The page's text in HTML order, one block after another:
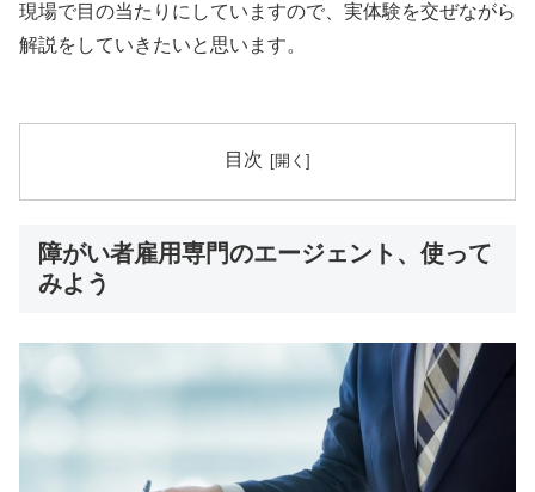
現場で目の当たりにしていますので、実体験を交ぜながら
解説をしていきたいと思います。
目次
障がい者雇用専門のエージェント、使って
みよう